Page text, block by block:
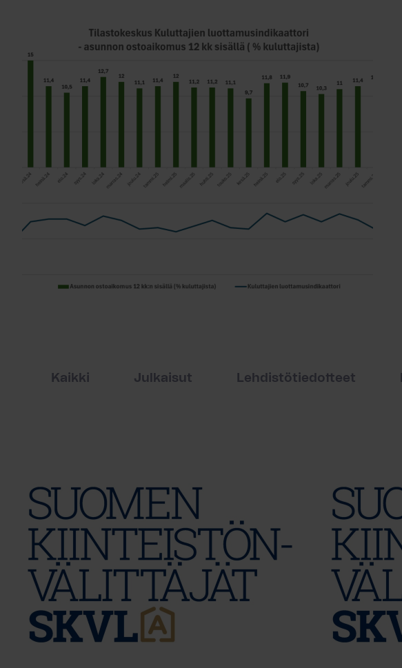
Kaikki Julkaisut Lehdistötiedotteet